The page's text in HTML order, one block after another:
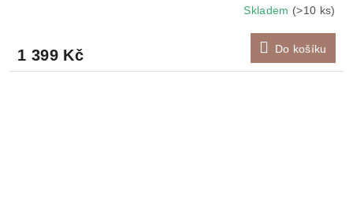
Skladem (>10 ks)
1 399 Kč Do košíku